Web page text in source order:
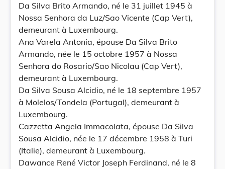
Da Silva Brito Armando, né le 31 juillet 1945 à
Nossa Senhora da Luz/Sao Vicente (Cap Vert),
demeurant à Luxembourg.
Ana Varela Antonia, épouse Da Silva Brito
Armando, née le 15 octobre 1957 à Nossa
Senhora do Rosario/Sao Nicolau (Cap Vert),
demeurant à Luxembourg.
Da Silva Sousa Alcidio, né le 18 septembre 1957
à Molelos/Tondela (Portugal), demeurant à
Luxembourg.
Cazzetta Angela Immacolata, épouse Da Silva
Sousa Alcidio, née le 17 décembre 1958 à Turi
(Italie), demeurant à Luxembourg.
Dawance René Victor Joseph Ferdinand, né le 8